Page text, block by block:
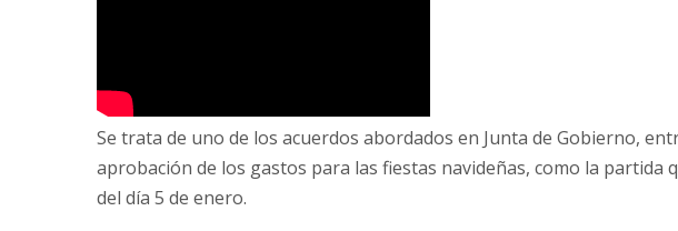
Se trata de uno de los acuerdos abordados en Junta de Gobierno,
aprobación de los gastos para las fiestas navideñas, como la partida
del día 5 de enero.